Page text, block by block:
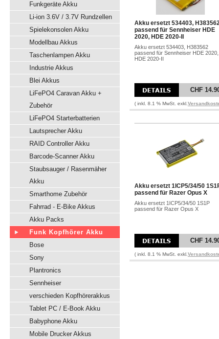
Funkgeräte Akku
Li-ion 3.6V / 3.7V Rundzellen
Spielekonsolen Akku
Modellbau Akkus
Taschenlampen Akku
Industrie Akkus
Blei Akkus
LiFePO4 Caravan Akku +
Zubehör
LiFePO4 Starterbatterien
Lautsprecher Akku
RAID Controller Akku
Barcode-Scanner Akku
Staubsauger / Rasenmäher
Akku
Smarthome Zubehör
Fahrrad - E-Bike Akkus
Akku Packs
Funk Kopfhörer Akku
Bose
Sony
Plantronics
Sennheiser
verschieden Kopfhörerakkus
Tablet PC / E-Book Akku
Babyphone Akku
Mobile Drucker Akkus
Akku ersetzt 534403,
passend für Sennheiser HDE
2020, HDE 2020-II
Akku ersetzt 534403, H383562
passend für Sennheiser HDE 2020,
HDE 2020-II
CHF
( inkl. 8.1 % MwSt. exkl.
Akku ersetzt 1ICP5/34/50
passend für Razer Opus X
Akku ersetzt 1ICP5/34/50 1S1P
passend für Razer Opus X
CHF
( inkl. 8.1 % MwSt. exkl.